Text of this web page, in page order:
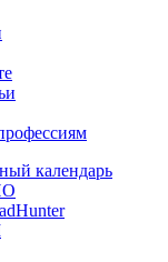
календарь